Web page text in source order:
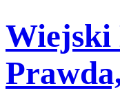
Wiejski